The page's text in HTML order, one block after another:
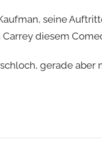
seine
diesem
gerade